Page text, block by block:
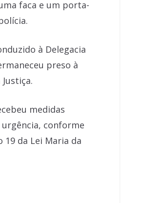
faca e um porta-
à Delegacia
preso à
medidas
conforme
19 da Lei Maria da